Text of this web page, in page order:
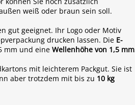
weiß oder braun sein soll.
gut geeignet. Ihr Logo oder Motiv
drucken lassen. Die E-
mm und eine Wellenhöhe von 1,5 mm
mit leichterem Packgut. Sie ist
aber trotzdem mit bis zu 10 kg